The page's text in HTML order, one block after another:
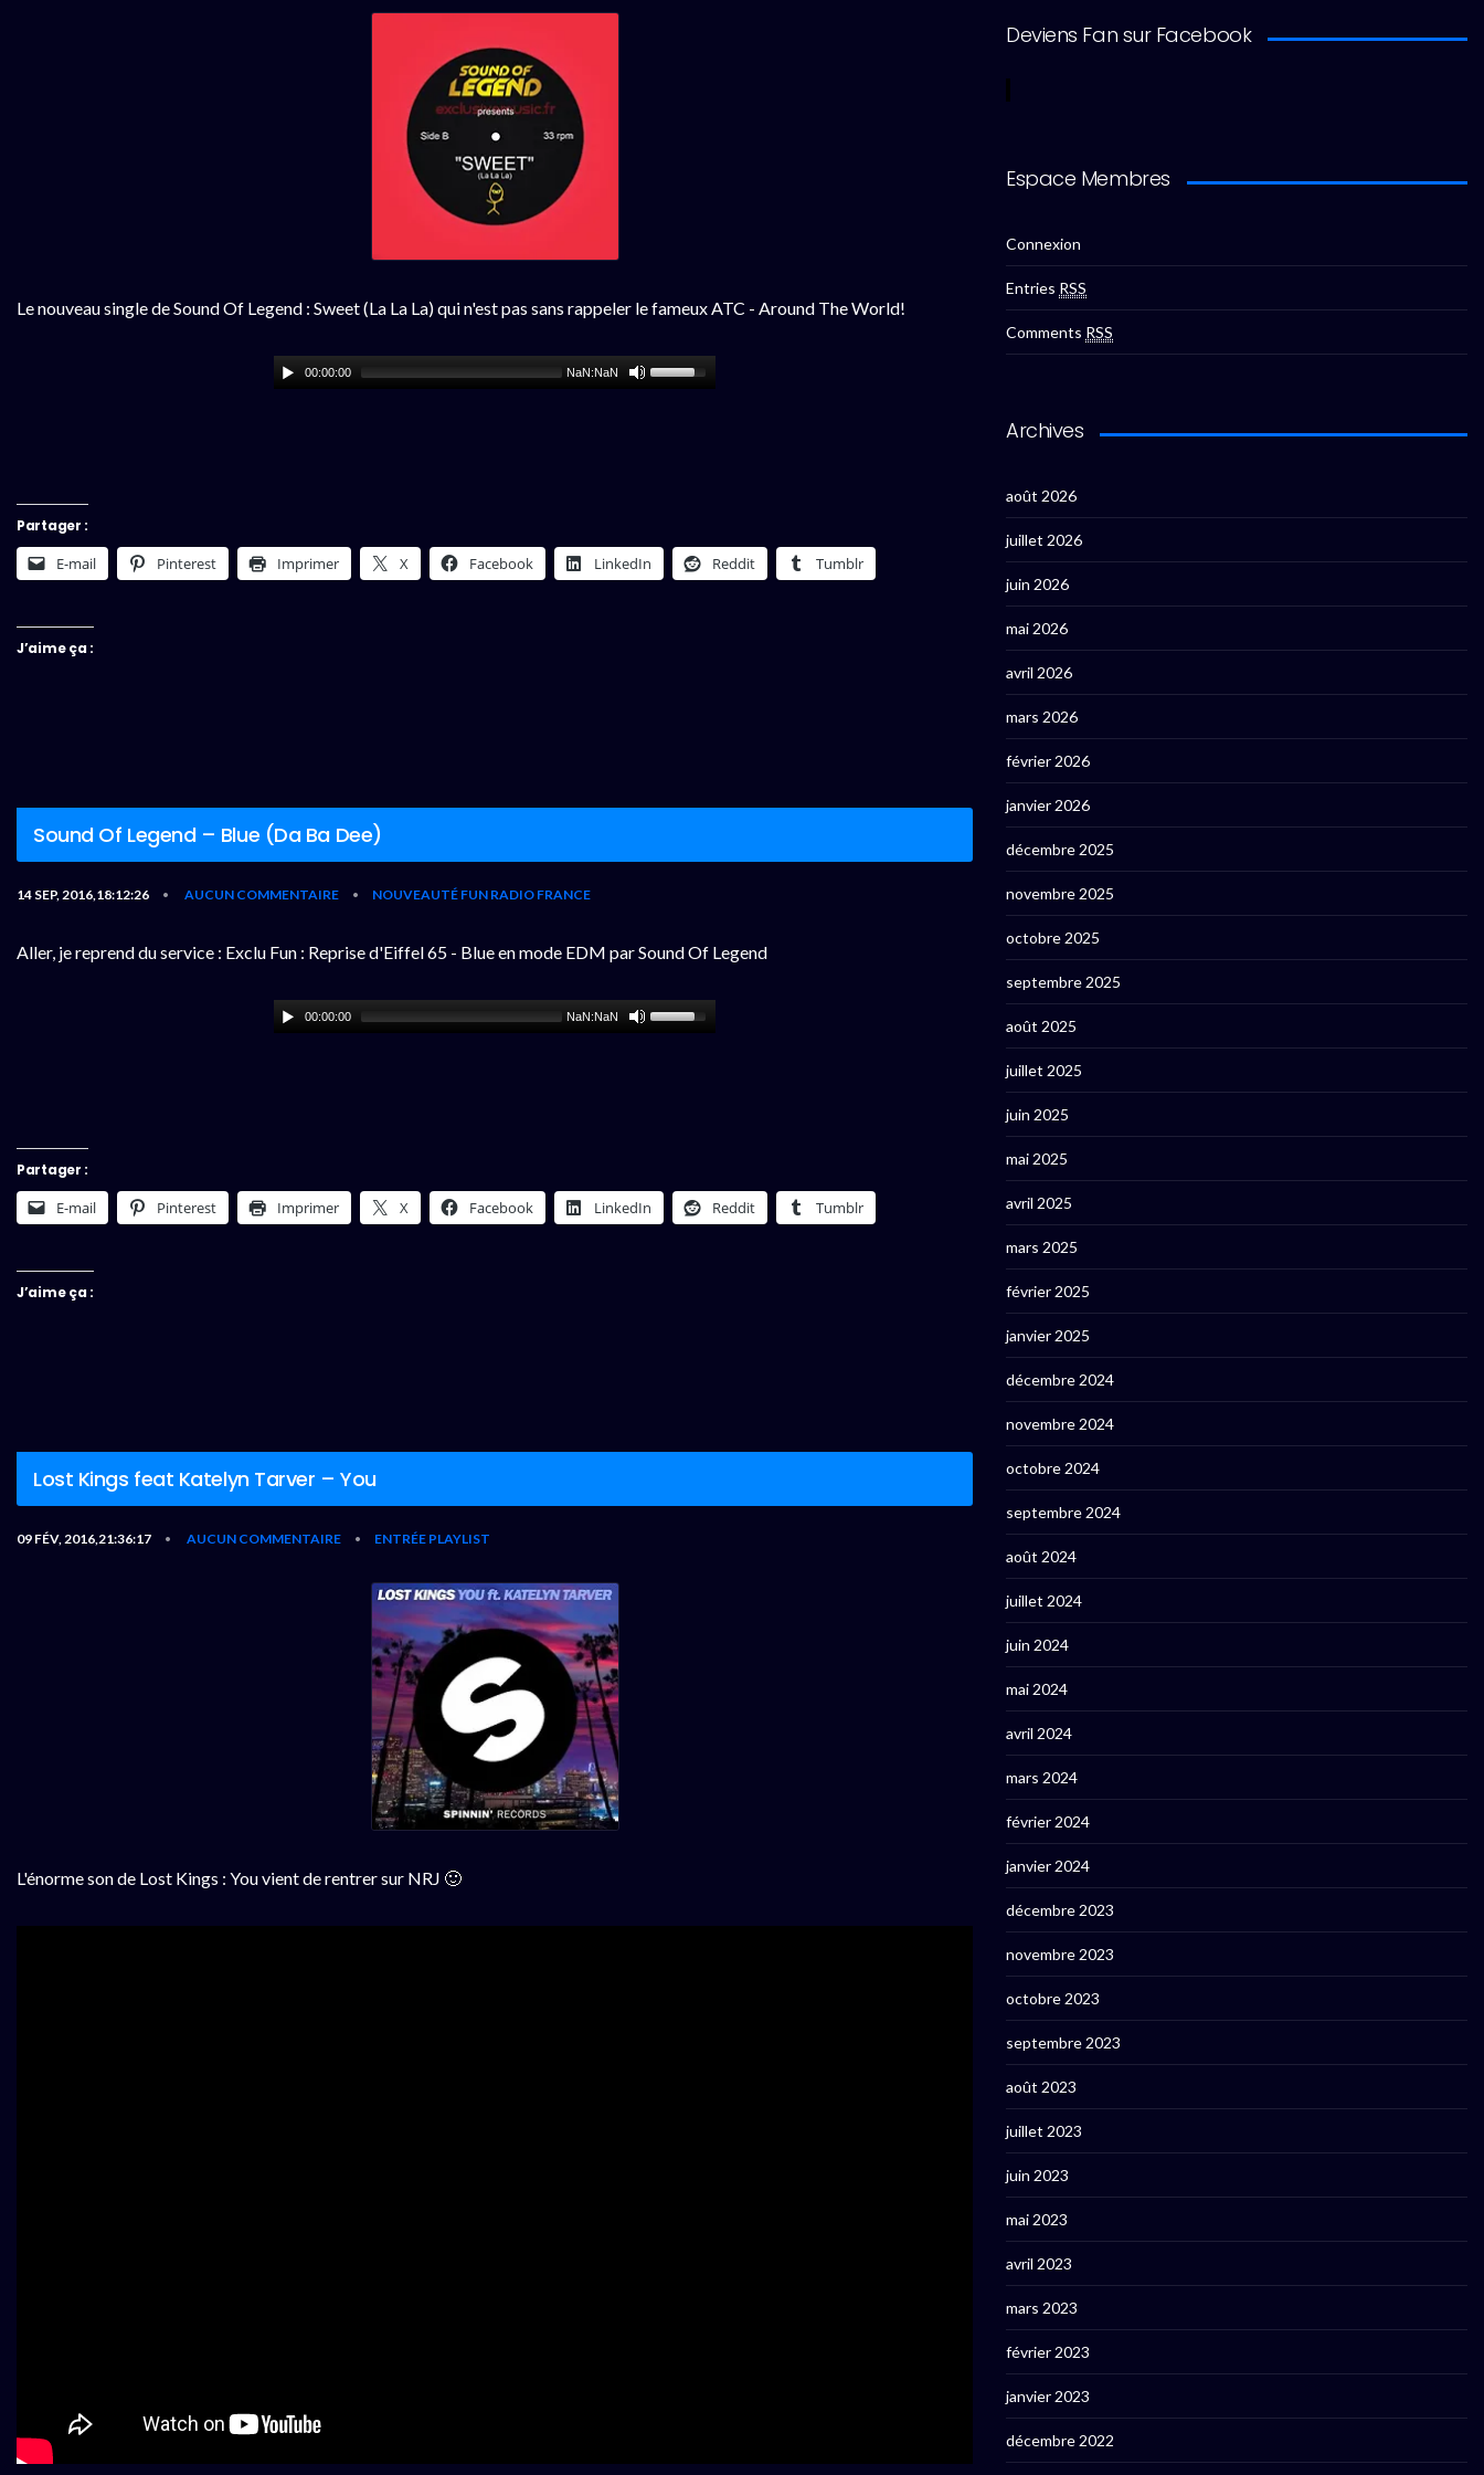
Le nouveau single de Sound Of Legend : Sweet (La La La) qui n'est pas sans rappeler le fameux ATC - Around The World!
00:00:00 NaN:NaN
Partager :
E-mail Pinterest Imprimer X Facebook LinkedIn Reddit Tumblr
J’aime ça :
Sound Of Legend – Blue (Da Ba Dee)
14 SEP, 2016,18:12:26 • AUCUN COMMENTAIRE • NOUVEAUTÉ FUN RADIO FRANCE
Aller, je reprend du service : Exclu Fun : Reprise d'Eiffel 65 - Blue en mode EDM par Sound Of Legend
00:00:00 NaN:NaN
Partager :
E-mail Pinterest Imprimer X Facebook LinkedIn Reddit Tumblr
J’aime ça :
Lost Kings feat Katelyn Tarver – You
09 FÉV, 2016,21:36:17 • AUCUN COMMENTAIRE • ENTRÉE PLAYLIST
L'énorme son de Lost Kings : You vient de rentrer sur NRJ 🙂
Deviens Fan sur Facebook
Espace Membres
Connexion
Entries RSS
Comments RSS
Archives
août 2026
juillet 2026
juin 2026
mai 2026
avril 2026
mars 2026
février 2026
janvier 2026
décembre 2025
novembre 2025
octobre 2025
septembre 2025
août 2025
juillet 2025
juin 2025
mai 2025
avril 2025
mars 2025
février 2025
janvier 2025
décembre 2024
novembre 2024
octobre 2024
septembre 2024
août 2024
juillet 2024
juin 2024
mai 2024
avril 2024
mars 2024
février 2024
janvier 2024
décembre 2023
novembre 2023
octobre 2023
septembre 2023
août 2023
juillet 2023
juin 2023
mai 2023
avril 2023
mars 2023
février 2023
janvier 2023
décembre 2022